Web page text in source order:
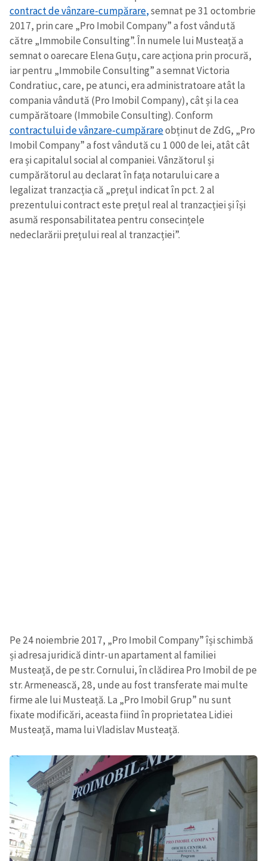
contract de vânzare-cumpărare,semnat pe 31 octombrie
2017, prin care „Pro Imobil Company” a fost vândută
către „Immobile Consulting”. În numele lui Musteață a
semnat o oarecare Elena Guțu, care acționa prin procură,
iar pentru „Immobile Consulting” a semnat Victoria
Condratiuc, care, pe atunci, era administratoare atât la
compania vândută (Pro Imobil Company), cât și la cea
cumpărătoare (Immobile Consulting). Conform
contractului de vânzare-cumpărareobținut de ZdG, „Pro
Imobil Company” a fost vândută cu 1 000 de lei, atât cât
era și capitalul social al companiei. Vânzătorul și
cumpărătorul au declarat în fața notarului care a
legalizat tranzacția că „prețul indicat în pct. 2 al
prezentului contract este prețul real al tranzacției și își
asumă responsabilitatea pentru consecințele
nedeclarării prețului real al tranzacției”.
Pe 24 noiembrie 2017, „Pro Imobil Company” își schimbă
și adresa juridică dintr-un apartament al familiei
Musteață, de pe str. Cornului, în clădirea Pro Imobil de pe
str. Armenească, 28, unde au fost transferate mai multe
firme ale lui Musteață. La „Pro Imobil Grup” nu sunt
fixate modificări, aceasta fiind în proprietatea Lidiei
Musteață, mama lui Vladislav Musteață.